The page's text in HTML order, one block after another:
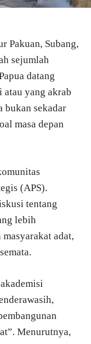
Pakuan, Subang,
sejumlah
datang
yang akrab
bukan sekadar
masa depan
(APS).
tentang
lebih
adat,
Menurutnya,